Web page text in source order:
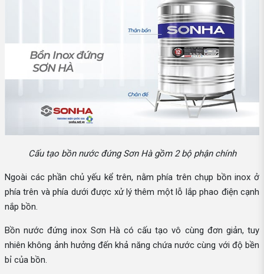
Cấu tạo bồn nước đứng Sơn Hà gồm 2 bộ phận chính
Ngoài các phần chủ yếu kể trên, nằm phía trên chụp bồn inox ở
phía trên và phía dưới được xử lý thêm một lỗ lắp phao điện cạnh
nắp bồn.
Bồn nước đứng inox Sơn Hà có cấu tạo vô cùng đơn giản, tuy
nhiên không ảnh hưởng đến khả năng chứa nước cùng với độ bền
bỉ của bồn.